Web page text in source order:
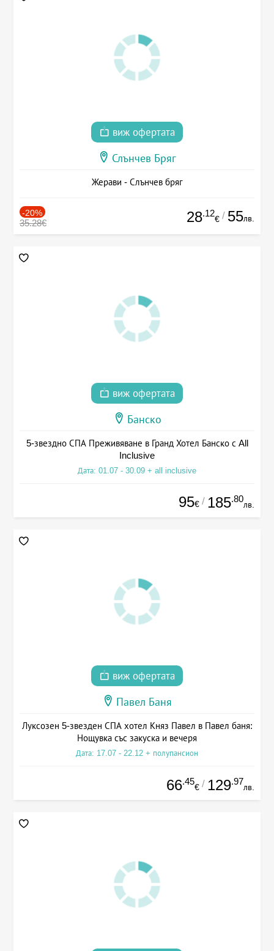
виж офертата
Слънчев Бряг
Жерави - Слънчев бряг
-20%
35.28€ 28.12
€ / 55лв.
виж офертата
Банско
5-звездно СПА Преживяване в Гранд Хотел Банско с All
Inclusive
Дата: 01.07 - 30.09 + all inclusive
95€ / 185.80
лв.
виж офертата
Павел Баня
Луксозен 5-звезден СПА хотел Княз Павел в Павел баня:
Нощувка със закуска и вечеря
Дата: 17.07 - 22.12 + полупансион
66.45
€ / 129.97
лв.